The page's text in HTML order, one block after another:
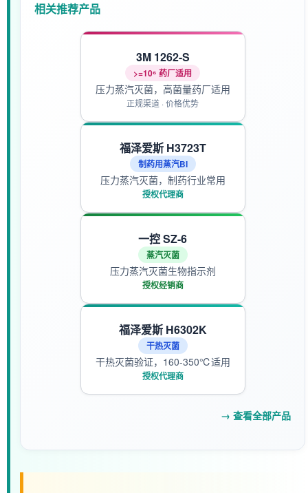
相关推荐产品
3M 1262-S
>=10⁶ 药厂适用
压力蒸汽灭菌，高菌量药厂适用
正规渠道 · 价格优势
福泽爱斯 H3723T
制药用蒸汽BI
压力蒸汽灭菌，制药行业常用
授权代理商
一控 SZ-6
蒸汽灭菌
压力蒸汽灭菌生物指示剂
授权经销商
福泽爱斯 H6302K
干热灭菌
干热灭菌验证，160-350℃适用
授权代理商
→ 查看全部产品